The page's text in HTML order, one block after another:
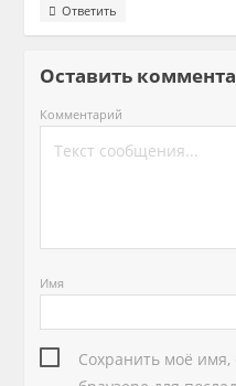
Ответить
Оставить
Комментарий
Имя
Сохранить моё имя,